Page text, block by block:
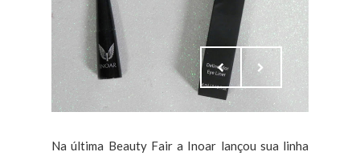
Na última Beauty Fair a Inoar lançou sua linha